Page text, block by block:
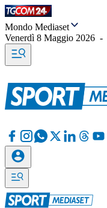
Mondo Mediaset
Venerdì 8 Maggio 2026 -